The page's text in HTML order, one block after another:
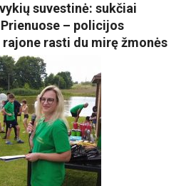
suvestinė: sukčiai
– policijos
rasti du mirę žmonės